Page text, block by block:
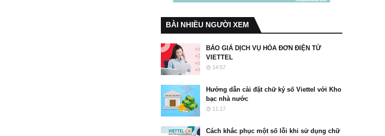
BÀI NHIỀU NGƯỜI XEM
BÁO GIÁ DỊCH VỤ HÓA ĐƠN ĐIỆN TỬ
VIETTEL
14:57
Hướng dẫn cài đặt chữ ký số Viettel với Kho
bạc nhà nước
11:17
Cách khắc phục một số lỗi khi sử dụng chữ